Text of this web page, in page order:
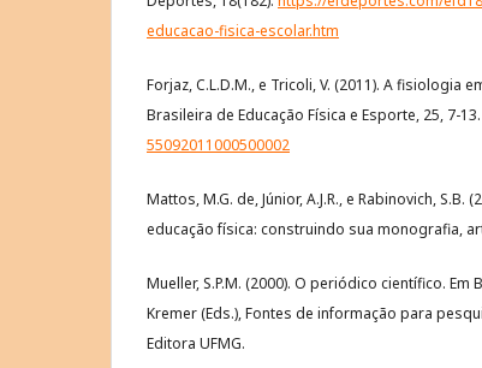
educacao-fisica-escolar.htm
Forjaz, C.L.D.M., e Tricoli, V. (2011). A fisiologia
Brasileira de Educação Física e Esporte, 25, 7-13.
55092011000500002
Mattos, M.G. de, Júnior, A.J.R., e Rabinovich,
educação física: construindo sua monografia,
Mueller, S.P.M. (2000). O periódico científico. Em
Kremer (Eds.), Fontes de informação para
Editora UFMG.